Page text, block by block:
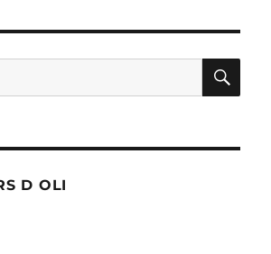
D OLI